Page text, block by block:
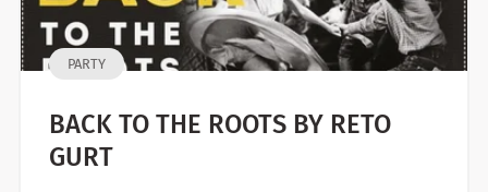
PARTY
BACK TO THE ROOTS BY RETO
GURT